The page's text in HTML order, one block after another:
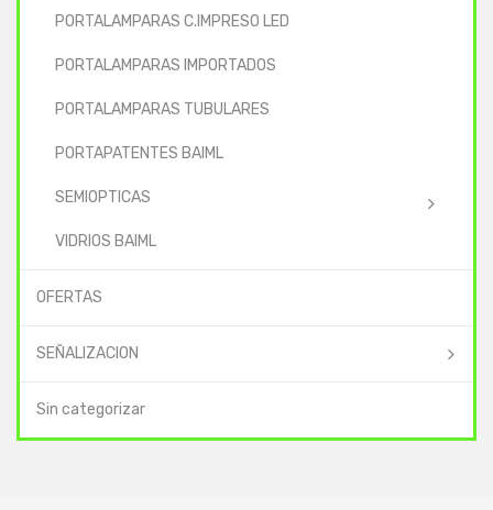
PORTALAMPARAS C.IMPRESO LED
PORTALAMPARAS IMPORTADOS
PORTALAMPARAS TUBULARES
PORTAPATENTES BAIML
SEMIOPTICAS
VIDRIOS BAIML
OFERTAS
SEÑALIZACION
Sin categorizar